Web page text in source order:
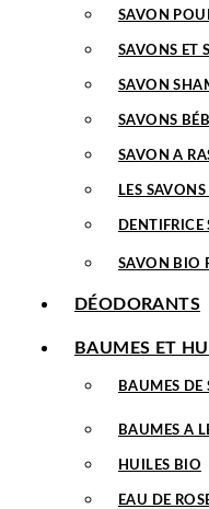
SAVON
SAVONS ET
SAVON
SAVONS
SAVON A
LES
SAVON BIO
DÉODORANTS
BAUMES ET
BAUMES DE
BAUMES A
HUILES BIO
EAU DE